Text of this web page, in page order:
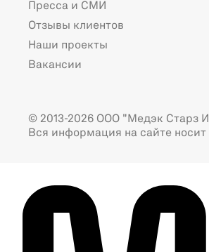
Пресса и СМИ
Отзывы клиентов
Наши проекты
Вакансии
© 2013-2026 ООО "Медэк Старз
Вся информация на сайте